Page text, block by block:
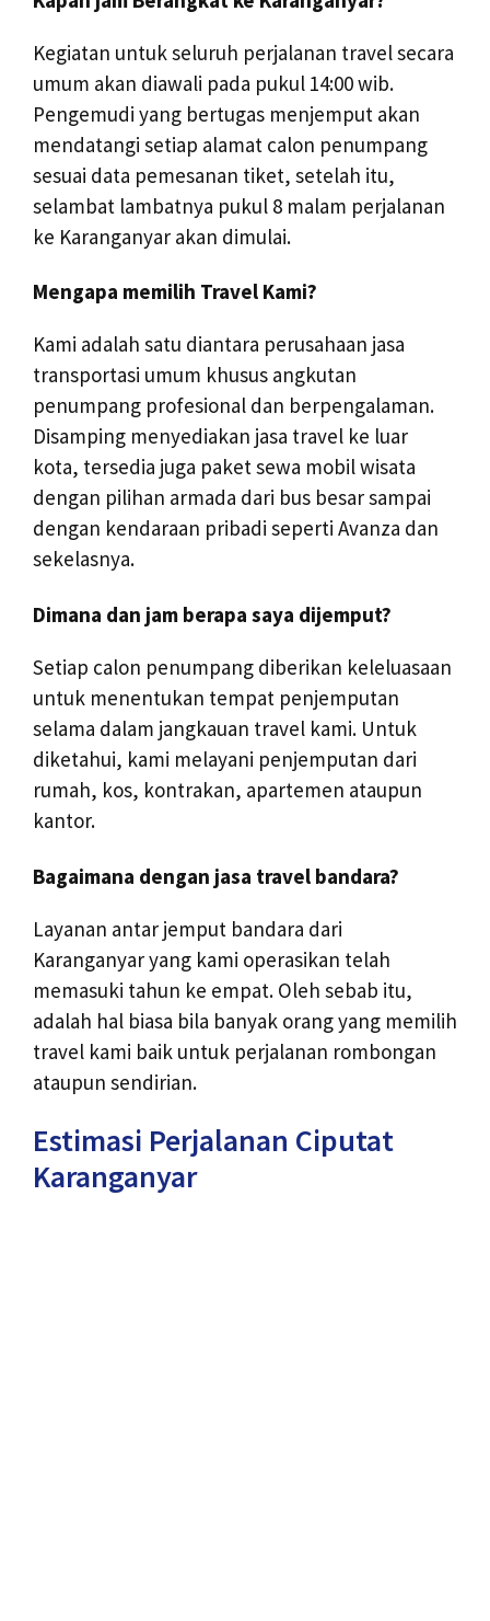
Kegiatan untuk seluruh perjalanan travel secara
umum akan diawali pada pukul 14:00 wib.
Pengemudi yang bertugas menjemput akan
mendatangi setiap alamat calon penumpang
sesuai data pemesanan tiket, setelah itu,
selambat lambatnya pukul 8 malam perjalanan
ke Karanganyar akan dimulai.
Mengapa memilih Travel Kami?
Kami adalah satu diantara perusahaan jasa
transportasi umum khusus angkutan
penumpang profesional dan berpengalaman.
Disamping menyediakan jasa travel ke luar
kota, tersedia juga paket sewa mobil wisata
dengan pilihan armada dari bus besar sampai
dengan kendaraan pribadi seperti Avanza dan
sekelasnya.
Dimana dan jam berapa saya dijemput?
Setiap calon penumpang diberikan keleluasaan
untuk menentukan tempat penjemputan
selama dalam jangkauan travel kami. Untuk
diketahui, kami melayani penjemputan dari
rumah, kos, kontrakan, apartemen ataupun
kantor.
Bagaimana dengan jasa travel bandara?
Layanan antar jemput bandara dari
Karanganyar yang kami operasikan telah
memasuki tahun ke empat. Oleh sebab itu,
adalah hal biasa bila banyak orang yang memilih
travel kami baik untuk perjalanan rombongan
ataupun sendirian.
Estimasi Perjalanan Ciputat
Karanganyar